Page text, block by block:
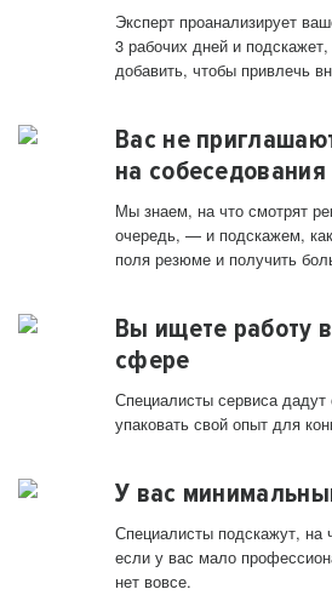
Эксперт проанализирует
3 рабочих дней и
добавить, чтобы привлечь
Вас не
на собеседования
Мы знаем, на что смотрят
очередь, — и подскажем,
поля резюме и получить
Вы ищете работу
сфере
Специалисты сервиса дадут
упаковать свой опыт для
У вас
Специалисты подскажут, на
если у вас мало
нет вовсе.